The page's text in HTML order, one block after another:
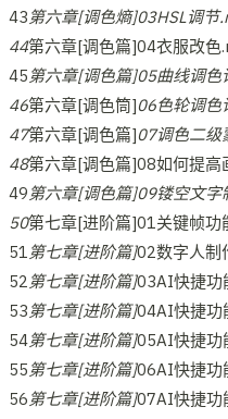
43第六章[调色熵]03HSL调节
44第六章[调色篇]04衣服改色
45第六章[调色篇]05曲线调色
46第六章[调色筒]06色轮调色
47第六章[调色篇]07调色二级
48第六章[调色篇]08如何提高
49第六章[调色篇]09镂空文字
50第七章[进阶篇]01关键帧功
51第七章[进阶篇]02数字人制
52第七章[进阶篇]03AI快捷功
53第七章[进阶篇]04AI快捷功
54第七章[进阶篇]05AI快捷功
55第七章[进阶篇]06AI快捷功
56第七章[进阶篇]07AI快捷功